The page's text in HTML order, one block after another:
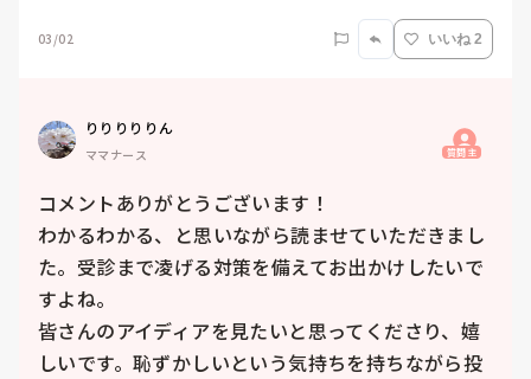
03/02 いいね 2
りりりりりん
ママナース 質問主
コメントありがとうございます！
わかるわかる、と思いながら読ませていただきまし
た。受診まで凌げる対策を備えてお出かけしたいで
すよね。
皆さんのアイディアを見たいと思ってくださり、嬉
しいです。恥ずかしいという気持ちを持ちながら投